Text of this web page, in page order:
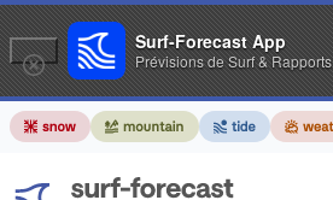
Surf-Forecast App
Prévisions de Surf & Rapports